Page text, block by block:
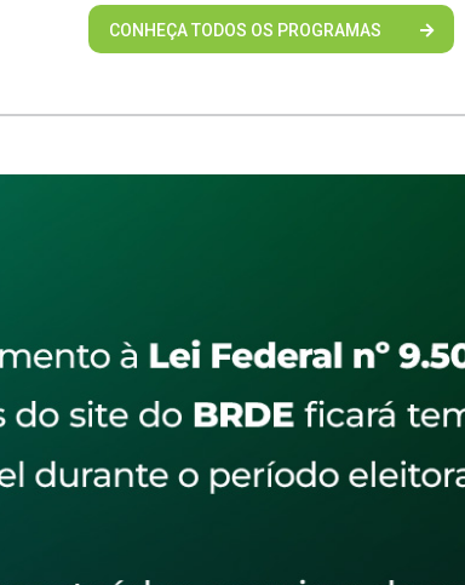
CONHEÇA TODOS OS PROGRAMAS